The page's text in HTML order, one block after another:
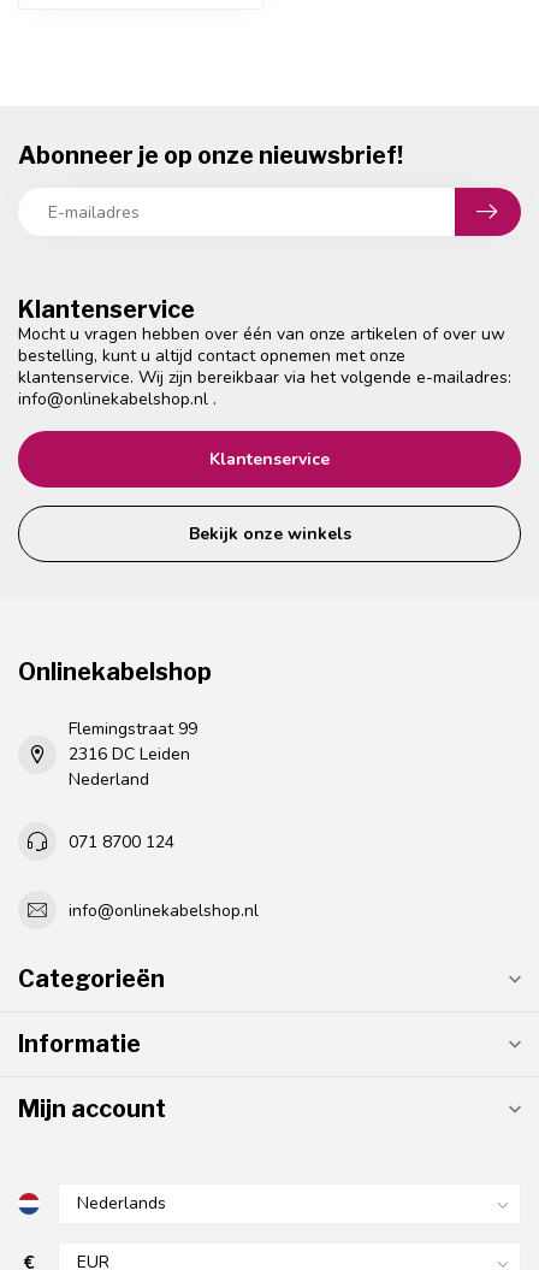
Klantenservice
Mocht u vragen hebben over één van onze artikelen of over uw
bestelling, kunt u altijd contact opnemen met onze
klantenservice. Wij zijn bereikbaar via het volgende e-mailadres:
info@onlinekabelshop.nl .
Klantenservice
Bekijk onze winkels
Abonneer je op onze nieuwsbrief!
Onlinekabelshop
Flemingstraat 99
2316 DC Leiden
Nederland
071 8700 124
info@onlinekabelshop.nl
Categorieën
Informatie
Mijn account
€